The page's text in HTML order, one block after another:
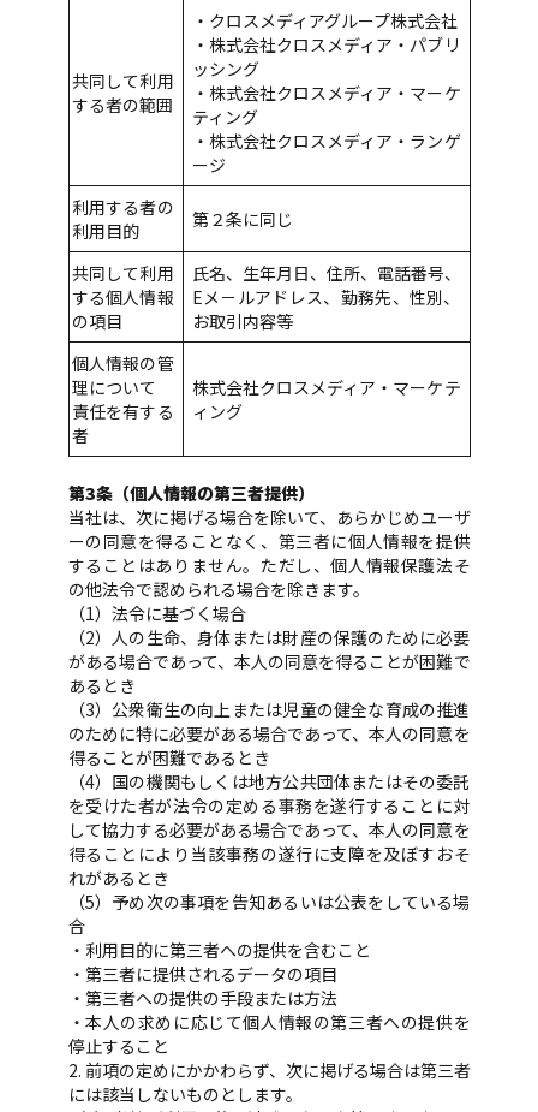
共同して利用
する者の範囲
・クロスメディアグループ株式会社
・株式会社クロスメディア・パブリ
ッシング
・株式会社クロスメディア・マーケ
ティング
・株式会社クロスメディア・ランゲ
ージ
利用する者の
利用目的
第２条に同じ
共同して利用
する個人情報
の項目
氏名、生年月日、住所、電話番号、
Eメ－ルアドレス、勤務先、性別、
お取引内容等
個人情報の管
理について
責任を有する
者
株式会社クロスメディア・マーケテ
ィング
第3条（個人情報の第三者提供）
当社は、次に掲げる場合を除いて、あらかじめユーザ
ーの同意を得ることなく、第三者に個人情報を提供
することはありません。ただし、個人情報保護法そ
の他法令で認められる場合を除きます。
（1）法令に基づく場合
（2）人の生命、身体または財産の保護のために必要
がある場合であって、本人の同意を得ることが困難で
あるとき
（3）公衆衛生の向上または児童の健全な育成の推進
のために特に必要がある場合であって、本人の同意を
得ることが困難であるとき
（4）国の機関もしくは地方公共団体またはその委託
を受けた者が法令の定める事務を遂行することに対
して協力する必要がある場合であって、本人の同意を
得ることにより当該事務の遂行に支障を及ぼすおそ
れがあるとき
（5）予め次の事項を告知あるいは公表をしている場
合
・利用目的に第三者への提供を含むこと
・第三者に提供されるデータの項目
・第三者への提供の手段または方法
・本人の求めに応じて個人情報の第三者への提供を
停止すること
2. 前項の定めにかかわらず、次に掲げる場合は第三者
には該当しないものとします。